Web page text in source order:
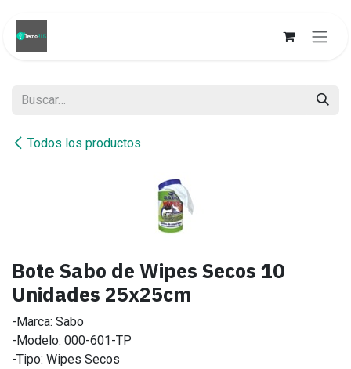
Todos los productos
Bote Sabo de Wipes Secos 10
Unidades 25x25cm
-Marca: Sabo
-Modelo: 000-601-TP
-Tipo: Wipes Secos